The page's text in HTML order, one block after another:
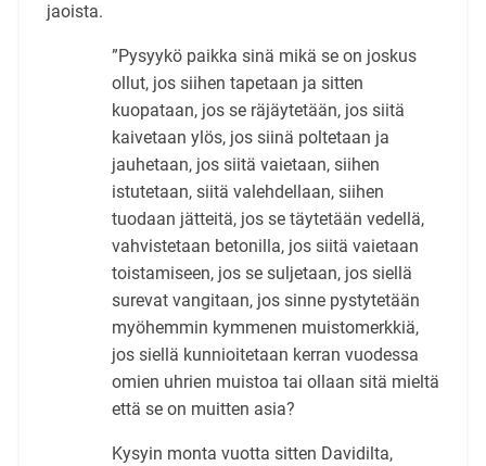
jaoista.
”Pysyykö paikka sinä mikä se on joskus
ollut, jos siihen tapetaan ja sitten
kuopataan, jos se räjäytetään, jos siitä
kaivetaan ylös, jos siinä poltetaan ja
jauhetaan, jos siitä vaietaan, siihen
istutetaan, siitä valehdellaan, siihen
tuodaan jätteitä, jos se täytetään vedellä,
vahvistetaan betonilla, jos siitä vaietaan
toistamiseen, jos se suljetaan, jos siellä
surevat vangitaan, jos sinne pystytetään
myöhemmin kymmenen muistomerkkiä,
jos siellä kunnioitetaan kerran vuodessa
omien uhrien muistoa tai ollaan sitä mieltä
että se on muitten asia?
Kysyin monta vuotta sitten Davidilta,